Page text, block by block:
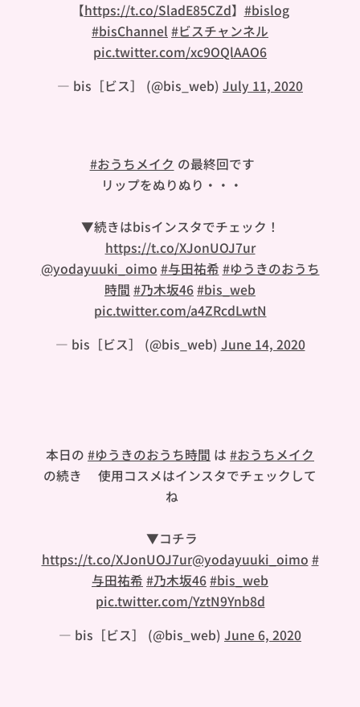
【https://t.co/SladE85CZd】 #bislog
#bisChannel #ビスチャンネル
pic.twitter.com/xc9OQlAAO6
— bis［ビス］ (@bis_web) July 11, 2020
#おうちメイク の最終回です💄
リップをぬりぬり・・・🐼
▼続きはbisインスタでチェック！
https://t.co/XJonUOJ7ur
@yodayuuki_oimo #与田祐希 #ゆうきのおうち
時間 #乃木坂46#bis_web
pic.twitter.com/a4ZRcdLwtN
— bis［ビス］ (@bis_web) June 14, 2020
本日の #ゆうきのおうち時間 は #おうちメイク
の続き🐼使用コスメはインスタでチェックして
ね✨
▼コチラ❣️
https://t.co/XJonUOJ7ur@yodayuuki_oimo #
与田祐希 #乃木坂46#bis_web
pic.twitter.com/YztN9Ynb8d
— bis［ビス］ (@bis_web) June 6, 2020